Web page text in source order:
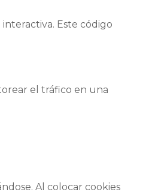
Este código
el tráfico en una
Al colocar cookies